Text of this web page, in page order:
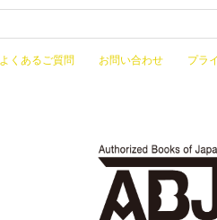
よくあるご質問 お問い合わせ プラ